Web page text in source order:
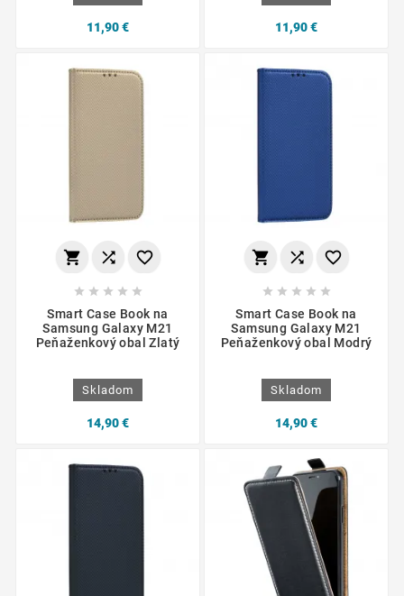
11,90 € 11,90 €
  
    
Smart Case Book na
Samsung Galaxy M21
Peňaženkový obal Zlatý
Skladom
14,90 €
  
    
Smart Case Book na
Samsung Galaxy M21
Peňaženkový obal Modrý
Skladom
14,90 €